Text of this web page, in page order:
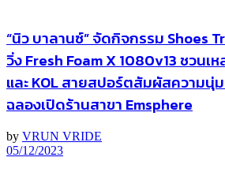
“นิว บาลานซ์” จัดกิจกรรม Shoes
วิ่ง Fresh Foam X 1080v13 ชวนเ
และ KOL สายสปอร์ตสัมผัสความ
ฉลองเปิดร้านสาขา Emsphere
by VRUN VRIDE
05/12/2023